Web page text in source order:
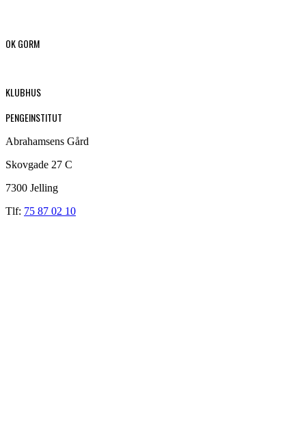
OK GORM
KLUBHUS
PENGEINSTITUT
Abrahamsens Gård
Skovgade 27 C
7300 Jelling
Tlf: 75 87 02 10